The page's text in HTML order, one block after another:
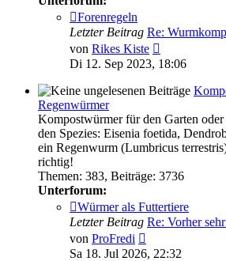
Forenregeln
Letzter Beitrag Re:
von Rikes Kiste
Beitrag
Di 12. Sep 2023, 18:06
Regenwürmer
Kompostwürmer für den Garten oder
den Spezies: Eisenia foetida,
ein Regenwurm (Lumbricus
richtig!
Themen: 383, Beiträge: 3736
Unterforum:
Würmer als Futtertiere
Letzter Beitrag Re: Vorher
von ProFredi
Beitrag
Sa 18. Jul 2026, 22:32